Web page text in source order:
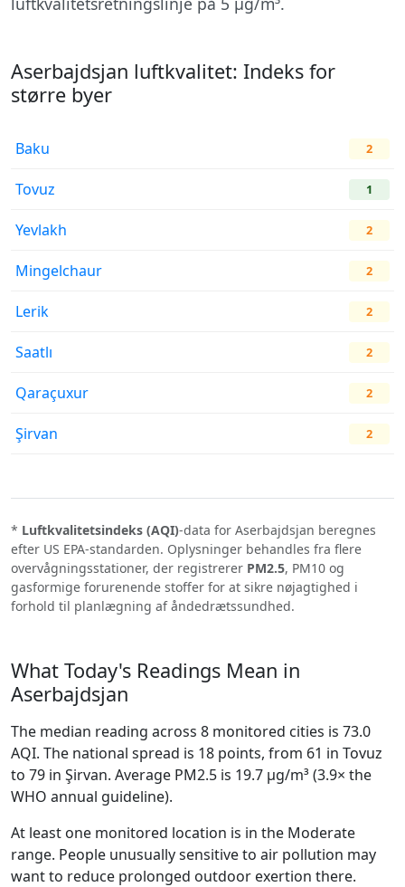
Aserbajdsjan luftkvalitet: Indeks for
større byer
Baku 2
Tovuz 1
Yevlakh 2
Mingelchaur 2
Lerik 2
Saatlı 2
Qaraçuxur 2
Şirvan 2
* Luftkvalitetsindeks (AQI)-data for Aserbajdsjan beregnes
efter US EPA-standarden. Oplysninger behandles fra flere
overvågningsstationer, der registrerer PM2.5, PM10 og
gasformige forurenende stoffer for at sikre nøjagtighed i
forhold til planlægning af åndedrætssundhed.
What Today's Readings Mean in
Aserbajdsjan
The median reading across 8 monitored cities is 73.0
AQI. The national spread is 18 points, from 61 in Tovuz
to 79 in Şirvan. Average PM2.5 is 19.7 µg/m³ (3.9× the
WHO annual guideline).
At least one monitored location is in the Moderate
range. People unusually sensitive to air pollution may
want to reduce prolonged outdoor exertion there.